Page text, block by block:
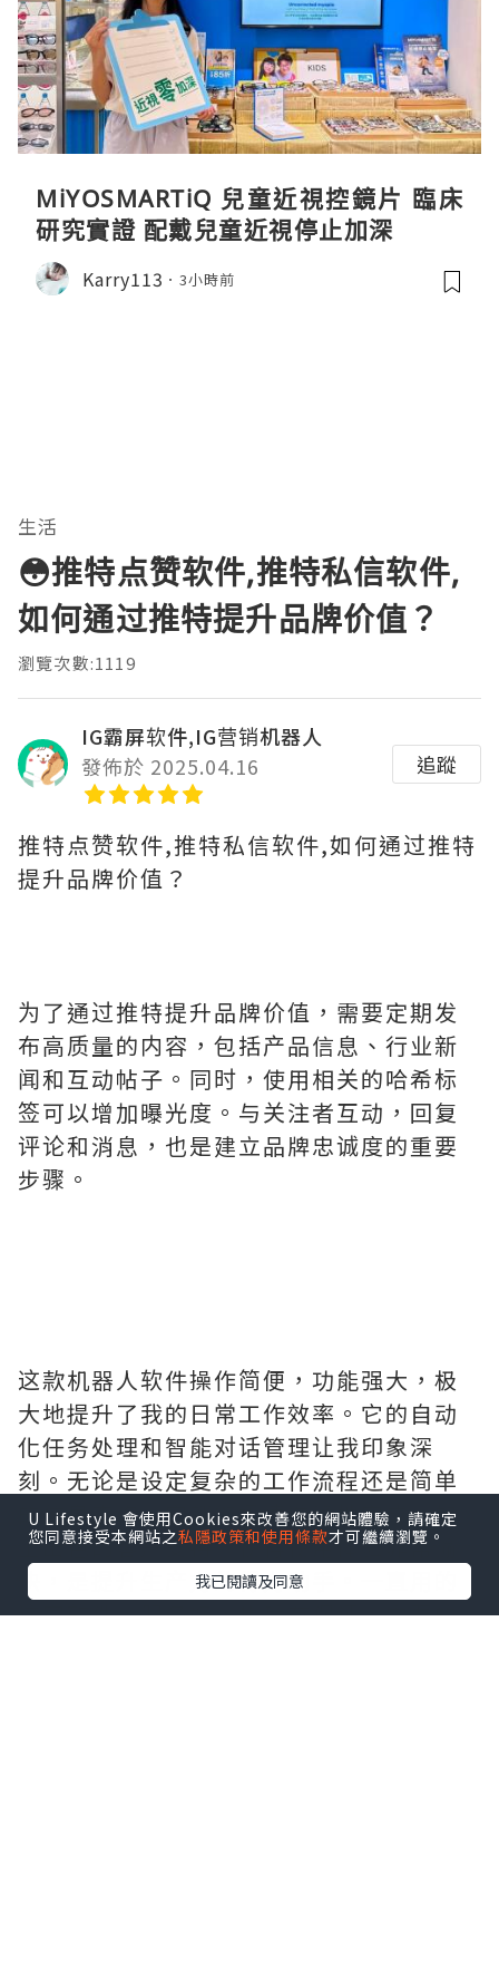
MiYOSMARTiQ 兒童近視控鏡片 臨床
研究實證 配戴兒童近視停止加深
Karry113 3小時前
生活
😳推特点赞软件,推特私信软件,
如何通过推特提升品牌价值？
瀏覽次數:1119
IG霸屏软件,IG营销机器人
發佈於 2025.04.16
追蹤
推特点赞软件,推特私信软件,如何通过推特
提升品牌价值？
为了通过推特提升品牌价值，需要定期发
布高质量的内容，包括产品信息、行业新
闻和互动帖子。同时，使用相关的哈希标
签可以增加曝光度。与关注者互动，回复
评论和消息，也是建立品牌忠诚度的重要
步骤。
这款机器人软件操作简便，功能强大，极
大地提升了我的日常工作效率。它的自动
化任务处理和智能对话管理让我印象深
刻。无论是设定复杂的工作流程还是简单
的信息查询，它都能迅速准确地完成。加
上出色的客户支持，使得使用体验非常愉
快，是提升生产力的得力助手。一直用的
这家软件，服务好，售后有保证，需要的
U Lifestyle 會使用Cookies來改善您的網站體驗，請確定
您同意接受本網站之私隱政策和使用條款才可繼續瀏覽。
我已閱讀及同意